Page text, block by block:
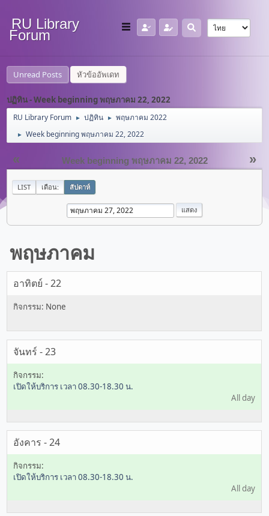
RU Library
Forum
Unread Posts หัวข้ออัพเดท
ปฏิทิน - Week beginning พฤษภาคม 22, 2022
RU Library Forum ► ปฏิทิน ► พฤษภาคม 2022
► Week beginning พฤษภาคม 22, 2022
« »
Week beginning พฤษภาคม 22, 2022
LIST เดือน: สัปดาห์
พฤษภาคม
อาทิตย์ - 22
จันทร์ - 23
เปิดให้บริการ เวลา 08.30-18.30 น.
All day
อังคาร - 24
เปิดให้บริการ เวลา 08.30-18.30 น.
All day